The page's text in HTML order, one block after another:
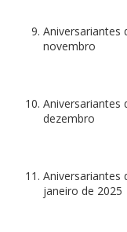
Aniversariantes
novembro
Aniversariantes
dezembro
Aniversariantes
janeiro de 2025